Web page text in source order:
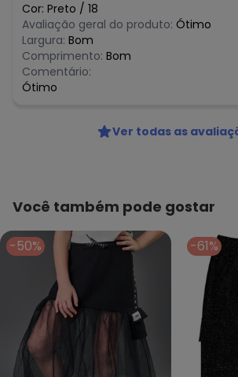
Cor: Preto / 18
Avaliação geral do produto: Ótimo
Largura: Bom
Comprimento: Bom
Comentário:
Ótimo
Ver todas as
Você também pode gostar
-50% -61%